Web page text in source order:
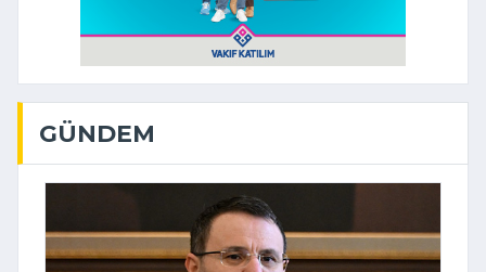
GÜNDEM